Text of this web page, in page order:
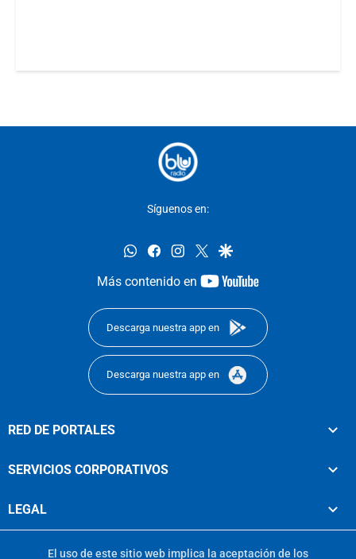
Síguenos en:
whatsappfacebookinstagram
twittergoogle
Más contenido en
youtube-
Descarga nuestra app en
Descarga nuestra app en
RED DE PORTALES
SERVICIOS CORPORATIVOS
LEGAL
El uso de este sitio web implica la aceptación de los